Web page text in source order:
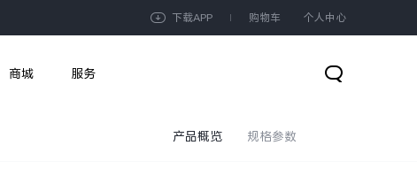
下载APP 购物车 个人中心
商城 服务
产品概览 规格参数